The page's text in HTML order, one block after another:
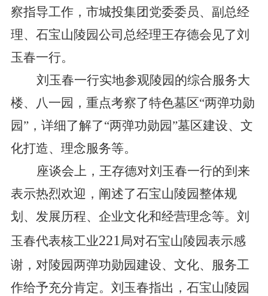
察指导工作，市城投集团党委委员、副总经
理、石宝山陵园公司总经理王存德会见了刘
玉春一行。
刘玉春一行实地参观陵园的综合服务大
楼、八一园，重点考察了特色墓区“两弹功勋
园”，详细了解了“两弹功勋园”墓区建设、文
化打造、理念服务等。
座谈会上，王存德对刘玉春一行的到来
表示热烈欢迎，阐述了石宝山陵园整体规
划、发展历程、企业文化和经营理念等。刘
玉春代表核工业221局对石宝山陵园表示感
谢，对陵园两弹功勋园建设、文化、服务工
作给予充分肯定。刘玉春指出，石宝山陵园